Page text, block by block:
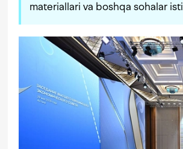
materiallari va boshqa sohalar